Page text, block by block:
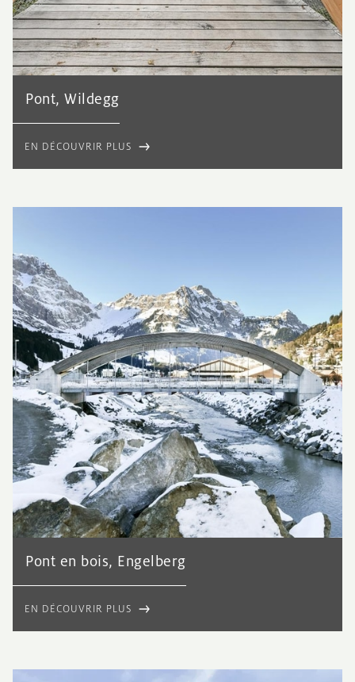
Pont, Wildegg
EN DÉCOUVRIR PLUS
Pont en bois, Engelberg
EN DÉCOUVRIR PLUS